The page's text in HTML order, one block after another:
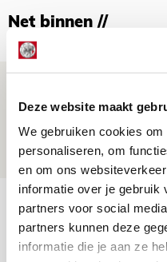
Deze website maakt
We gebruiken cookies
personaliseren, om
en om ons
informatie over je gebruik
partners voor social
partners kunnen deze
informatie die je aan ze
Net binnen //
reist met
06 AUGUSTUS 2026 - 21:52
NIEUWS
Word
Ajax - Helmond
06 AUGUSTUS 2026 - 13:13